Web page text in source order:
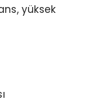
yüksek